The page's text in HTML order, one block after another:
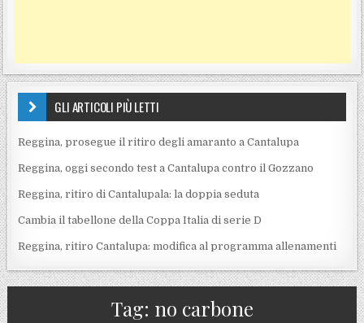
GLI ARTICOLI PIÙ LETTI
Reggina, prosegue il ritiro degli amaranto a Cantalupa
Reggina, oggi secondo test a Cantalupa contro il Gozzano
Reggina, ritiro di Cantalupala: la doppia seduta
Cambia il tabellone della Coppa Italia di serie D
Reggina, ritiro Cantalupa: modifica al programma allenamenti
Tag: no carbone